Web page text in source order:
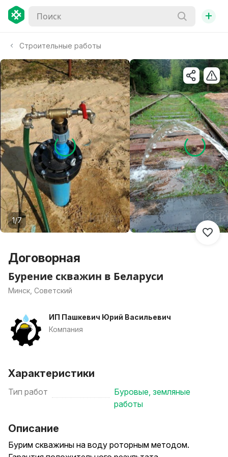
+
Строительные работы
1/7
Договорная
Бурение скважин в Беларуси
Минск, Советский
ИП Пашкевич Юрий Васильевич
Компания
Характеристики
Тип работ
Буровые, земляные
работы
Описание
Бурим скважины на воду роторным методом.